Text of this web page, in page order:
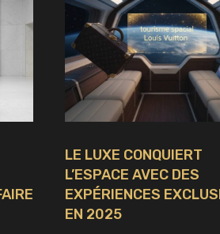
LE LUXE CONQUIERT
L’ESPACE AVEC DES
EXPÉRIENCES
EN 2025